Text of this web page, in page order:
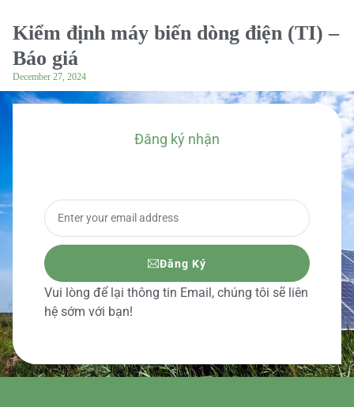
Kiểm định máy biến dòng điện (TI) –
Báo giá
December 27, 2024
Đăng ký nhận
Đăng Ký
Vui lòng để lại thông tin Email, chúng tôi sẽ liên
hệ sớm với bạn!